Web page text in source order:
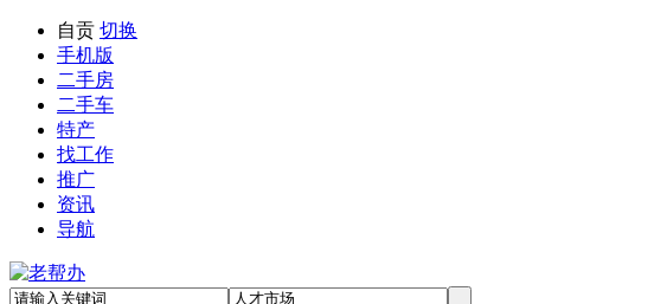
自贡 切换
手机版
二手房
二手车
特产
找工作
推广
资讯
导航